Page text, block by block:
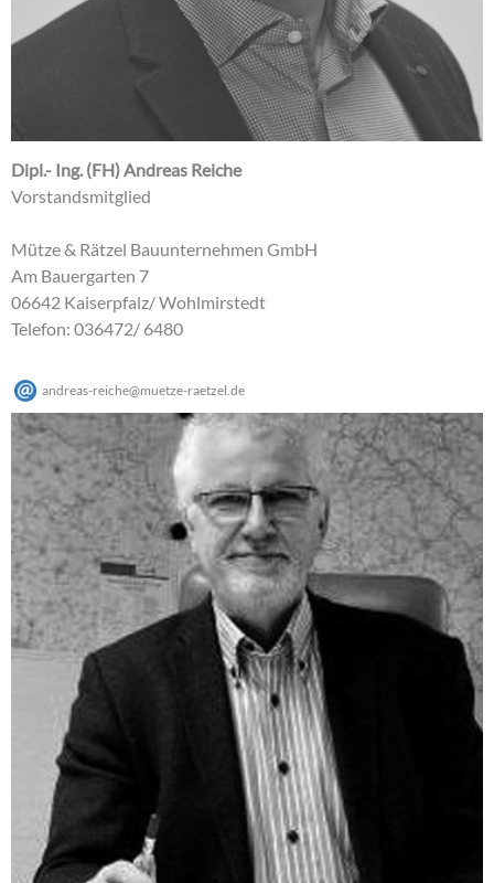
Dipl.- Ing. (FH) Andreas Reiche
Vorstandsmitglied
Mütze & Rätzel Bauunternehmen GmbH
Am Bauergarten 7
06642 Kaiserpfalz/ Wohlmirstedt
Telefon: 036472/ 6480
andreas-reiche@muetze-raetzel.de